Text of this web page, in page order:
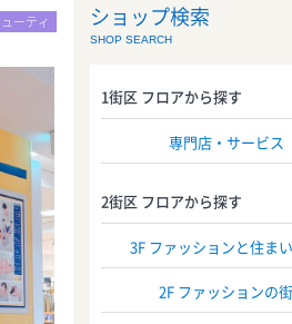
ーティ ショップ検索
SHOP SEARCH
1街区 フロアから探す
専門店・サービス
2街区 フロアから探す
3F ファッションと住ま
2F ファッションの街